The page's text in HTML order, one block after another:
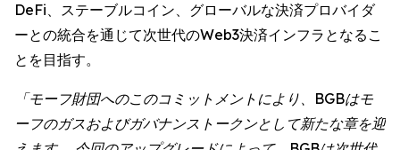
DeFi、ステーブルコイン、グローバルな決済プロバイダ
ーとの統合を通じて次世代のWeb3決済インフラとなるこ
とを目指す。
「モーフ財団へのこのコミットメントにより、BGBはモ
ーフのガスおよびガバナンストークンとして新たな章を迎